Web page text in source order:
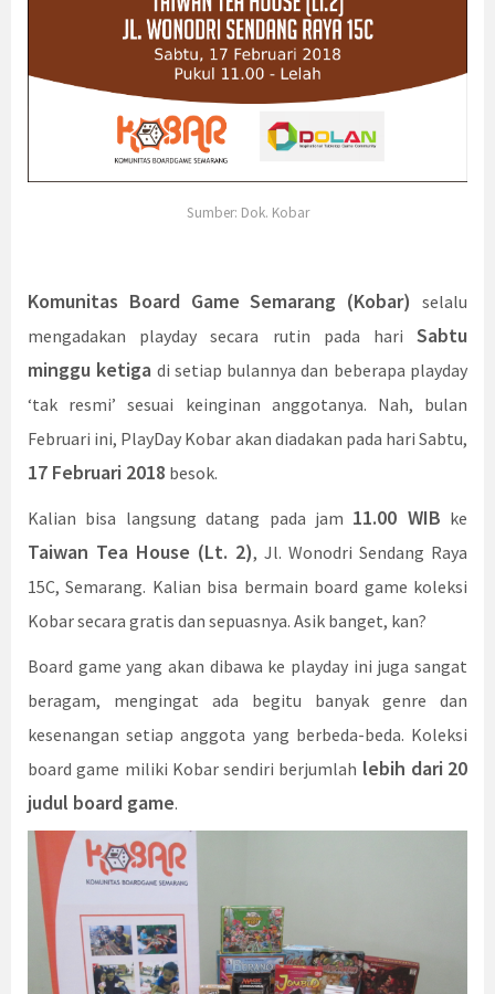
Sumber: Dok. Kobar
Komunitas Board Game Semarang (Kobar) selalu
mengadakan playday secara rutin pada hari Sabtu
minggu ketiga di setiap bulannya dan beberapa playday
‘tak resmi’ sesuai keinginan anggotanya. Nah, bulan
Februari ini, PlayDay Kobar akan diadakan pada hari Sabtu,
17 Februari 2018 besok.
Kalian bisa langsung datang pada jam 11.00 WIB ke
Taiwan Tea House (Lt. 2), Jl. Wonodri Sendang Raya
15C, Semarang. Kalian bisa bermain board game koleksi
Kobar secara gratis dan sepuasnya. Asik banget, kan?
Board game yang akan dibawa ke playday ini juga sangat
beragam, mengingat ada begitu banyak genre dan
kesenangan setiap anggota yang berbeda-beda. Koleksi
board game miliki Kobar sendiri berjumlah lebih dari 20
judul board game.